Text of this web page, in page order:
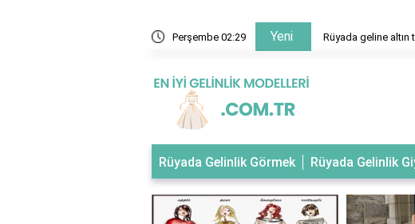
Perşembe 02:29 Yeni
evlendiğini gelinlik giydiğini görmek Rüyada geline altın
Rüyada Gelinlik Görmek Rüyada Gelinlik